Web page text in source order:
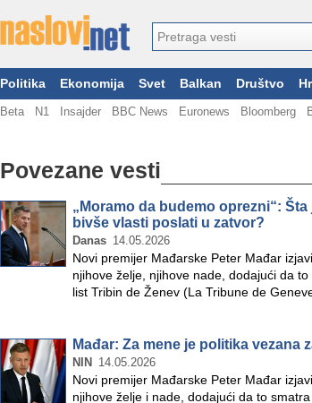
Politika Ekonomija Svet Balkan Društvo
Beta N1 Insajder BBC News Euronews Bloomberg
Povezane vesti
„Moramo da budemo oprezni“:
bivše vlasti poslati u zatvor?
Danas 14.05.2026
Novi premijer Mađarske Peter Mađar
njihove želje, njihove nade, dodajući da
list Tribin de Ženev (La Tribune de
Mađar: Za mene je politika vezana
NIN 14.05.2026
Novi premijer Mađarske Peter Mađar
njihove želje i nade, dodajući da to